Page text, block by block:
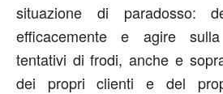
situazione di paradosso:
efficacemente e agire
tentativi di frodi, anche e
dei propri clienti e del